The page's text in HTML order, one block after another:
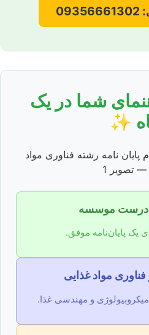
شما در یک
✨
درست موسسه
یک پایان‌نامه موفق.
مواد غذایی
و مهندسی غذا.